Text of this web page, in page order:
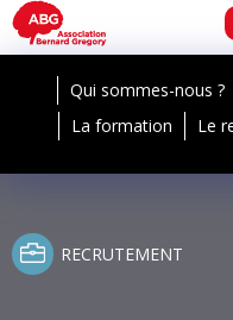
Qui sommes-nous ?
La formation
Le
RECRUTEMENT